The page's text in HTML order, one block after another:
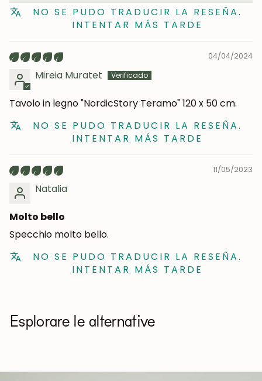
NO SE PUDO TRADUCIR LA RESEÑA.
INTENTAR MÁS TARDE
04/04/2024
Mireia Muratet
Tavolo in legno "NordicStory Teramo" 120 x 50 cm.
NO SE PUDO TRADUCIR LA RESEÑA.
INTENTAR MÁS TARDE
11/05/2023
Natalia
Molto bello
Specchio molto bello.
NO SE PUDO TRADUCIR LA RESEÑA.
INTENTAR MÁS TARDE
Esplorare le alternative